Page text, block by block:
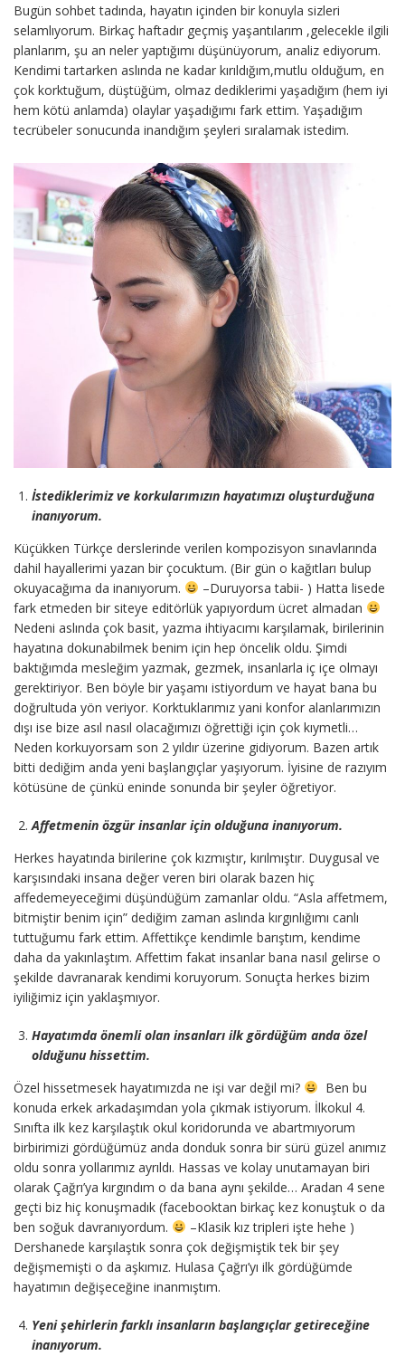
Bugün sohbet tadında, hayatın içinden bir konuyla sizleri
selamlıyorum. Birkaç haftadır geçmiş yaşantılarım ,gelecekle ilgili
planlarım, şu an neler yaptığımı düşünüyorum, analiz ediyorum.
Kendimi tartarken aslında ne kadar kırıldığım,mutlu olduğum, en
çok korktuğum, düştüğüm, olmaz dediklerimi yaşadığım (hem iyi
hem kötü anlamda) olaylar yaşadığımı fark ettim. Yaşadığım
tecrübeler sonucunda inandığım şeyleri sıralamak istedim.
İstediklerimiz ve korkularımızın hayatımızı oluşturduğuna
inanıyorum.
Küçükken Türkçe derslerinde verilen kompozisyon sınavlarında
dahil hayallerimi yazan bir çocuktum. (Bir gün o kağıtları bulup
okuyacağıma da inanıyorum.
–Duruyorsa tabii- ) Hatta lisede
fark etmeden bir siteye editörlük yapıyordum ücret almadan
Nedeni aslında çok basit, yazma ihtiyacımı karşılamak, birilerinin
hayatına dokunabilmek benim için hep öncelik oldu. Şimdi
baktığımda mesleğim yazmak, gezmek, insanlarla iç içe olmayı
gerektiriyor. Ben böyle bir yaşamı istiyordum ve hayat bana bu
doğrultuda yön veriyor. Korktuklarımız yani konfor alanlarımızın
dışı ise bize asıl nasıl olacağımızı öğrettiği için çok kıymetli…
Neden korkuyorsam son 2 yıldır üzerine gidiyorum. Bazen artık
bitti dediğim anda yeni başlangıçlar yaşıyorum. İyisine de razıyım
kötüsüne de çünkü eninde sonunda bir şeyler öğretiyor.
Affetmenin özgür insanlar için olduğuna inanıyorum.
Herkes hayatında birilerine çok kızmıştır, kırılmıştır. Duygusal ve
karşısındaki insana değer veren biri olarak bazen hiç
affedemeyeceğimi düşündüğüm zamanlar oldu. “Asla affetmem,
bitmiştir benim için” dediğim zaman aslında kırgınlığımı canlı
tuttuğumu fark ettim. Affettikçe kendimle barıştım, kendime
daha da yakınlaştım. Affettim fakat insanlar bana nasıl gelirse o
şekilde davranarak kendimi koruyorum. Sonuçta herkes bizim
iyiliğimiz için yaklaşmıyor.
Hayatımda önemli olan insanları ilk gördüğüm anda özel
olduğunu hissettim.
Özel hissetmesek hayatımızda ne işi var değil mi?
Ben bu
konuda erkek arkadaşımdan yola çıkmak istiyorum. İlkokul 4.
Sınıfta ilk kez karşılaştık okul koridorunda ve abartmıyorum
birbirimizi gördüğümüz anda donduk sonra bir sürü güzel anımız
oldu sonra yollarımız ayrıldı. Hassas ve kolay unutamayan biri
olarak Çağrı’ya kırgındım o da bana aynı şekilde… Aradan 4 sene
geçti biz hiç konuşmadık (facebooktan birkaç kez konuştuk o da
ben soğuk davranıyordum.
–Klasik kız tripleri işte hehe )
Dershanede karşılaştık sonra çok değişmiştik tek bir şey
değişmemişti o da aşkımız. Hulasa Çağrı’yı ilk gördüğümde
hayatımın değişeceğine inanmıştım.
Yeni şehirlerin farklı insanların başlangıçlar getireceğine
inanıyorum.